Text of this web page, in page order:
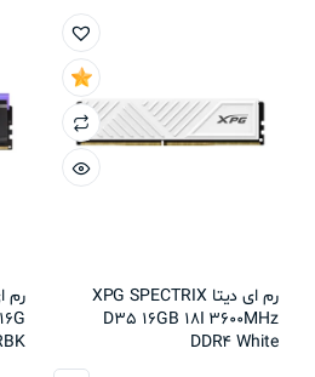
رم ای دیتا XPG SPECTRIX
D35 16GB 18I 3600MHz
DDR4 White